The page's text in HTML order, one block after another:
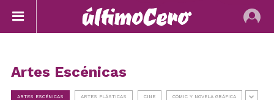
Artes Escénicas
ARTES ESCÉNICAS ARTES PLÁSTICAS CINE CÓMIC Y NOVELA GRÁFICA